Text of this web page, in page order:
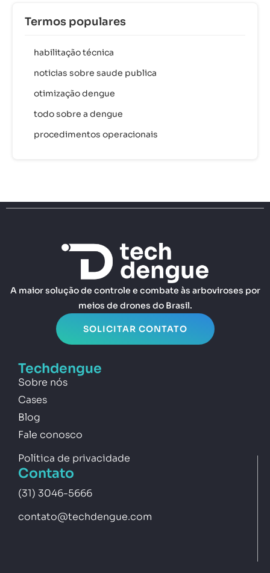
Termos populares
habilitação técnica
noticias sobre saude publica
otimização dengue
todo sobre a dengue
procedimentos operacionais
A maior solução de controle e combate às arboviroses por
meios de drones do Brasil.
SOLICITAR CONTATO
Techdengue
Sobre nós
Cases
Blog
Fale conosco
Política de privacidade
Contato
(31) 3046-5666
contato@techdengue.com